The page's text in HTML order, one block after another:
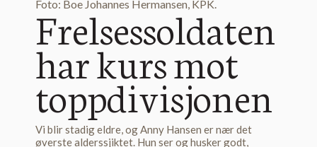
Frelsessoldaten
har kurs mot
toppdivisjonen
Vi blir stadig eldre, og Anny Hansen er nær det
øverste alderssjiktet. Hun ser og husker godt,